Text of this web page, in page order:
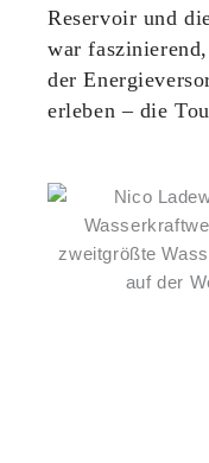
Reservoir und
war
der
erleben – die